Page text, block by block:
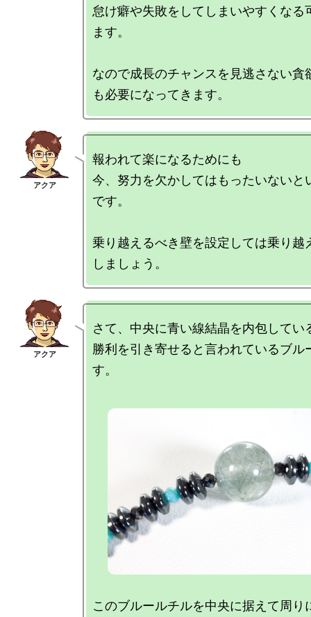
怠け癖や失敗をしてしまいやすくなる
ます。
なので成長のチャンスを見逃さない貪
報われて楽になるためにも
今、努力を欠かしてはもったいないと
です。
乗り越えるべき壁を設定しては乗り越
さて、中央に青い線結晶を内包してい
勝利を引き寄せると言われているブル
このブルールチルを中央に据えて周り